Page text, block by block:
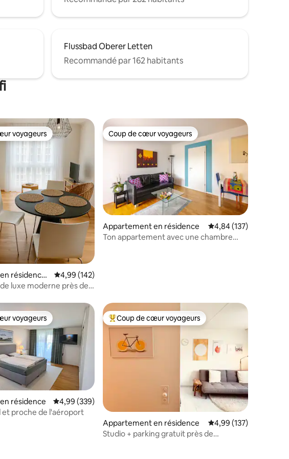
Flussbad Oberer Letten
Recommandé par 162 habitants
base de 105 commentaires : 5 sur 5
voyageurs les plus appréciés
voyageurs
résidence ⋅
Évaluation moyenne sur la base de 142 commentaires : 4,99 sur 5
4,99 (142)
luxe moderne près de
Coup de cœur voyageurs
Coup de cœur voyageurs
Appartement en résidence Évaluation moyenne
4,84 (137)
Ton appartement avec une chambre
voyageurs les plus appréciés
voyageurs
résidence Évaluation moyenne sur la base de 339 commentaires : 4,99 sur 5
4,99 (339)
et proche de l'aéroport
Coups de cœur voyageurs les plus appréciés
Coup de cœur voyageurs
Appartement en résidence Évaluation moyenne
4,99 (137)
Studio + parking gratuit près de